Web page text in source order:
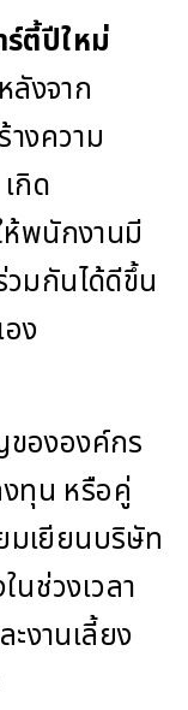
ร์ตี้ปีใหม่
ลังจาก
างความ
กิด
พนักงานมี
วมกันได้ดีขึ้น
ง
ององค์กร
ทุน หรือคู่
มเยียนบริษัท
นช่วงเวลา
งานเลี้ยง